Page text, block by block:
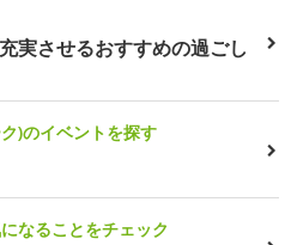
実させるおすすめの過ごし
)のイベントを探す
なることをチェック